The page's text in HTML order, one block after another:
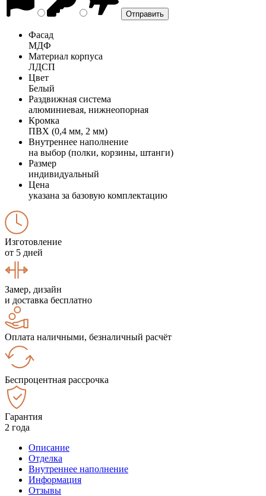
Фасад
МДФ
Материал корпуса
ЛДСП
Цвет
Белый
Раздвижная система
алюминиевая, нижнеопорная
Кромка
ПВХ (0,4 мм, 2 мм)
Внутреннее наполнение
на выбор (полки, корзины, штанги)
Размер
индивидуальный
Цена
указана за базовую комплектацию
Изготовление
от 5 дней
Замер, дизайн
и доставка бесплатно
Оплата наличными, безналичный расчёт
Беспроцентная рассрочка
Гарантия
2 года
Описание
Отделка
Внутреннее наполнение
Информация
Отзывы